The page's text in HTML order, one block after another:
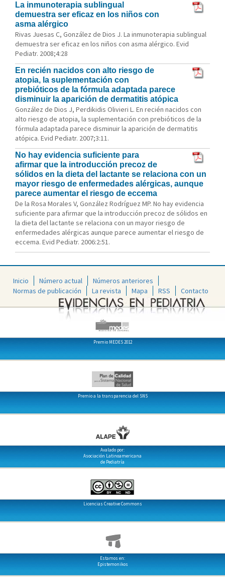
La inmunoterapia sublingual
demuestra ser eficaz en los niños con
asma alérgico
Rivas Juesas C, González de Dios J. La inmunoterapia sublingual
demuestra ser eficaz en los niños con asma alérgico. Evid
Pediatr. 2008;4:28
En recién nacidos con alto riesgo de
atopia, la suplementación con
prebióticos de la fórmula adaptada parece
disminuir la aparición de dermatitis atópica
González de Dios J, Perdikidis Olivieri L. En recién nacidos con
alto riesgo de atopia, la suplementación con prebióticos de la
fórmula adaptada parece disminuir la aparición de dermatitis
atópica. Evid Pediatr. 2007;3:11.
No hay evidencia suficiente para
afirmar que la introducción precoz de
sólidos en la dieta del lactante se relaciona con un
mayor riesgo de enfermedades alérgicas, aunque
parece aumentar el riesgo de eccema
De la Rosa Morales V, González Rodríguez MP. No hay evidencia
suficiente para afirmar que la introducción precoz de sólidos en
la dieta del lactante se relaciona con un mayor riesgo de
enfermedades alérgicas aunque parece aumentar el riesgo de
eccema. Evid Pediatr. 2006:2:51.
Inicio Número actual
Números anteriores
Normas de publicación
La revista Mapa RSS Contacto
Premio MEDES 2012
Premio a la transparencia del SNS
Avalado por:
Asociación Latinoamericana
de Pediatría
Licencias Creative Commons
Estamos en:
Epistemonikos